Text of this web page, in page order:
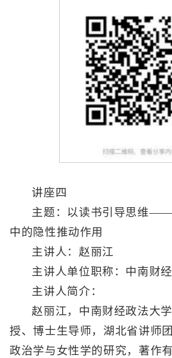
讲座四
主题：以读书引导思维
中的隐性推动作用
主讲人：赵丽江
主讲人单位职称：中南财
主讲人简介：
赵丽江，中南财经政法大
授、博士生导师，湖北省讲师
政治学与女性学的研究，著作